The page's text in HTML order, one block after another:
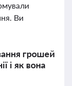
Ви
грошей
і як вона